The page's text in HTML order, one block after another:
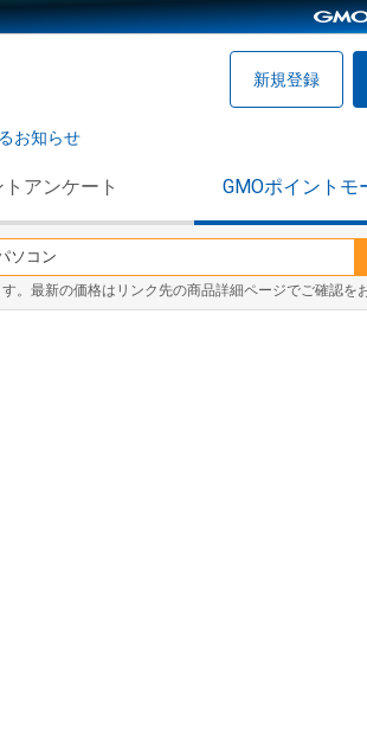
新規登録
お知らせ
アンケート GMOポイントモ
。最新の価格はリンク先の商品詳細ページでご確認を